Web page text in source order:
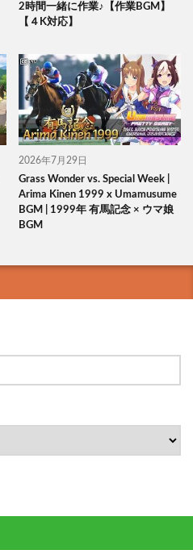
2時間一緒に作業♪【作業BGM】
【４K対応】
2026年7月29日
Grass Wonder vs. Special Week |
Arima Kinen 1999 x Umamusume
BGM | 1999年 有馬記念 × ウマ娘
BGM